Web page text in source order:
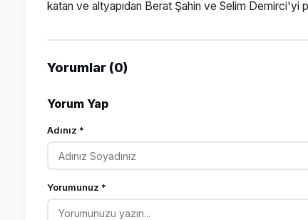
katan ve altyapıdan Berat Şahin ve Selim Demirci'yi
Yorumlar (0)
Yorum Yap
Adınız *
Yorumunuz *